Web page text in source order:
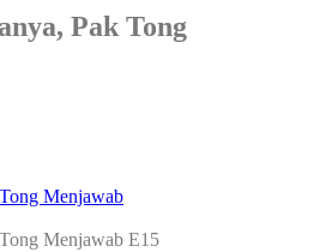
Pak Tong
Menjawab
Menjawab E15